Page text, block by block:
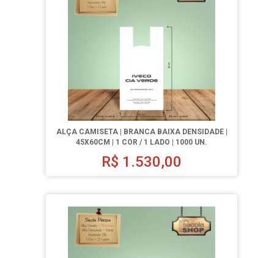
ALÇA CAMISETA | BRANCA BAIXA DENSIDADE |
45X60CM | 1 COR / 1 LADO | 1000 UN.
R$ 1.530,00